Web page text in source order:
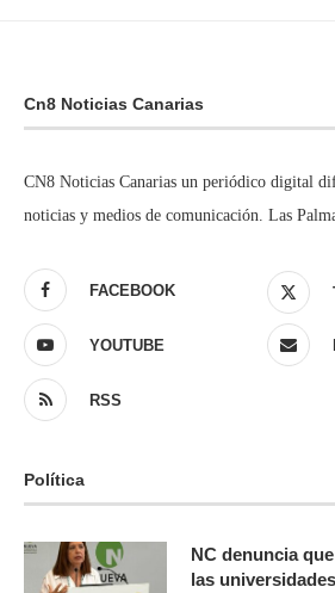
Cn8 Noticias Canarias
CN8 Noticias Canarias un periódico digital
noticias y medios de comunicación. Las
FACEBOOK
YOUTUBE
RSS
Política
NC denuncia
las